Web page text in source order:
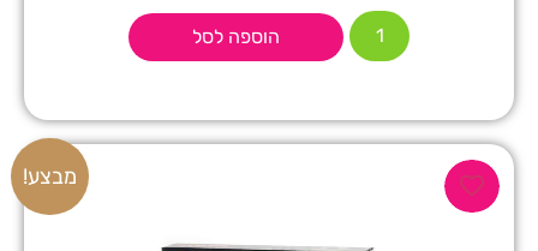
הוספה לסל
מבצע!